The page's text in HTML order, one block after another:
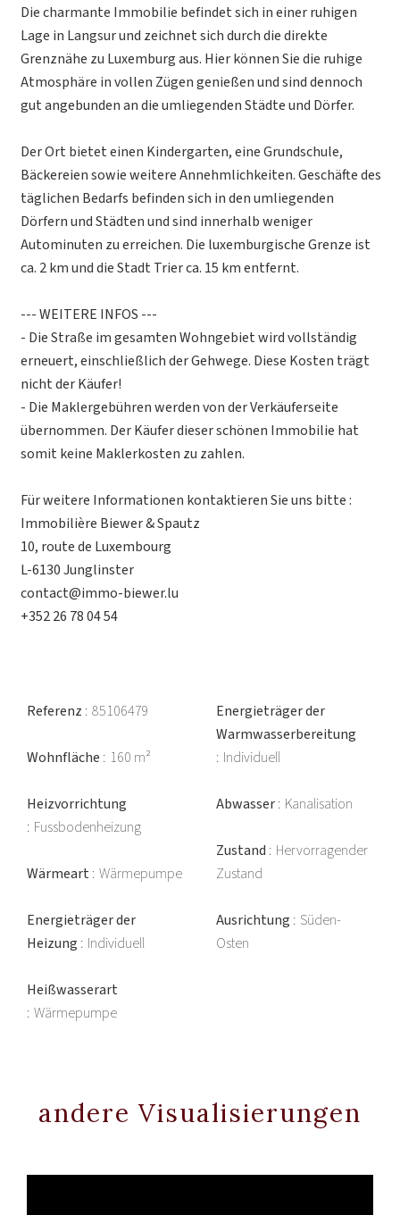
Die charmante Immobilie befindet sich in einer ruhigen
Lage in Langsur und zeichnet sich durch die direkte
Grenznähe zu Luxemburg aus. Hier können Sie die ruhige
Atmosphäre in vollen Zügen genießen und sind dennoch
gut angebunden an die umliegenden Städte und Dörfer.
Der Ort bietet einen Kindergarten, eine Grundschule,
Bäckereien sowie weitere Annehmlichkeiten. Geschäfte des
täglichen Bedarfs befinden sich in den umliegenden
Dörfern und Städten und sind innerhalb weniger
Autominuten zu erreichen. Die luxemburgische Grenze ist
ca. 2 km und die Stadt Trier ca. 15 km entfernt.
--- WEITERE INFOS ---
- Die Straße im gesamten Wohngebiet wird vollständig
erneuert, einschließlich der Gehwege. Diese Kosten trägt
nicht der Käufer!
- Die Maklergebühren werden von der Verkäuferseite
übernommen. Der Käufer dieser schönen Immobilie hat
somit keine Maklerkosten zu zahlen.
Für weitere Informationen kontaktieren Sie uns bitte :
Immobilière Biewer & Spautz
10, route de Luxembourg
L-6130 Junglinster
contact@immo-biewer.lu
+352 26 78 04 54
Referenz 85106479
Wohnfläche 160 m²
Heizvorrichtung
Fussbodenheizung
Wärmeart Wärmepumpe
Energieträger der
Heizung Individuell
Heißwasserart
Wärmepumpe
Energieträger der
Warmwasserbereitung
Individuell
Abwasser Kanalisation
Zustand Hervorragender
Zustand
Ausrichtung Süden-
Osten
andere Visualisierungen